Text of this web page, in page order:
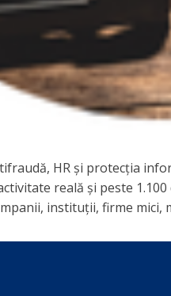
HR și protecția
reală și peste
instituții, firme mici,